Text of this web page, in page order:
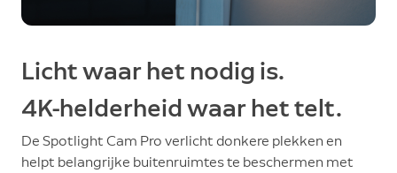
Licht waar het nodig is.
4K-helderheid waar het telt.
De Spotlight Cam Pro verlicht donkere plekken en
helpt belangrijke buitenruimtes te beschermen met